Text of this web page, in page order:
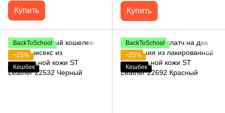
Купить Купить
BackToSchool
−25%
Кешбек
BackToSchool
−25%
Кешбек